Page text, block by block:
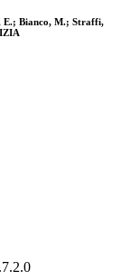
E.; Bianco, M.; Straffi,